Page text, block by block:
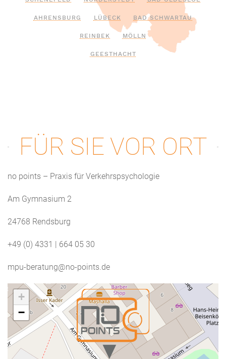
AHRENSBURG LÜBECK BAD SCHWARTAU
REINBEK MÖLLN
GEESTHACHT
FÜR SIE VOR ORT
no points – Praxis für Verkehrspsychologie
Am Gymnasium 2
24768 Rendsburg
+49 (0) 4331 | 664 05 30
mpu-beratung@no-points.de
+
−